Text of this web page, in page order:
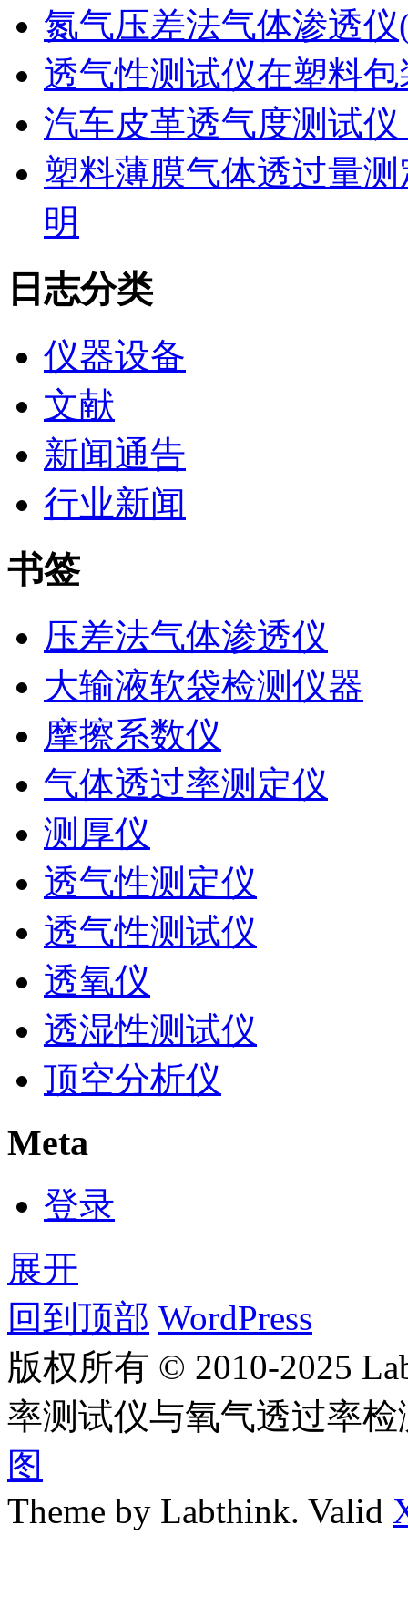
氮气压差法气体渗透
透气性测试仪在塑料
汽车皮革透气度测试
塑料薄膜气体透过量
明
日志分类
仪器设备
文献
新闻通告
行业新闻
书签
压差法气体渗透仪
大输液软袋检测仪器
摩擦系数仪
气体透过率测定仪
测厚仪
透气性测定仪
透气性测试仪
透氧仪
透湿性测试仪
顶空分析仪
Meta
登录
展开
回到顶部 WordPress
版权所有 © 2010-2025
率测试仪与氧气透过率
图
Theme by Labthink. Valid